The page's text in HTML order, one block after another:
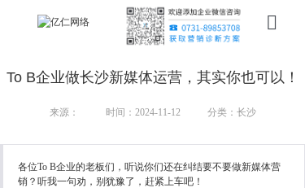
服务
To B企业做长沙新媒体运营，其实你也可以！
来源： 时间：2024-11-12 分类：长沙
各位To B企业的老板们，听说你们还在纠结要不要做新媒体营
销？听我一句劝，别犹豫了，赶紧上车吧！